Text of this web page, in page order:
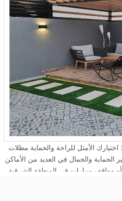
الأمثل للراحة والحماية مظلات
الحماية والجمال في العديد من الأماكن
مواقف سيارات في المنطقة الشرقية.